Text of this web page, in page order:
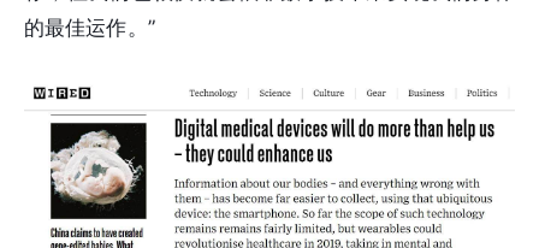
的最佳运作。”